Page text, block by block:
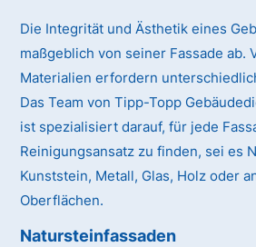
Die Integrität und Ästhetik eines
maßgeblich von seiner Fassade ab.
Materialien erfordern
Das Team von Tipp-Topp
ist spezialisiert darauf, für jede
Reinigungsansatz zu finden, sei es
Kunststein, Metall, Glas, Holz oder
Oberflächen.
Natursteinfassaden